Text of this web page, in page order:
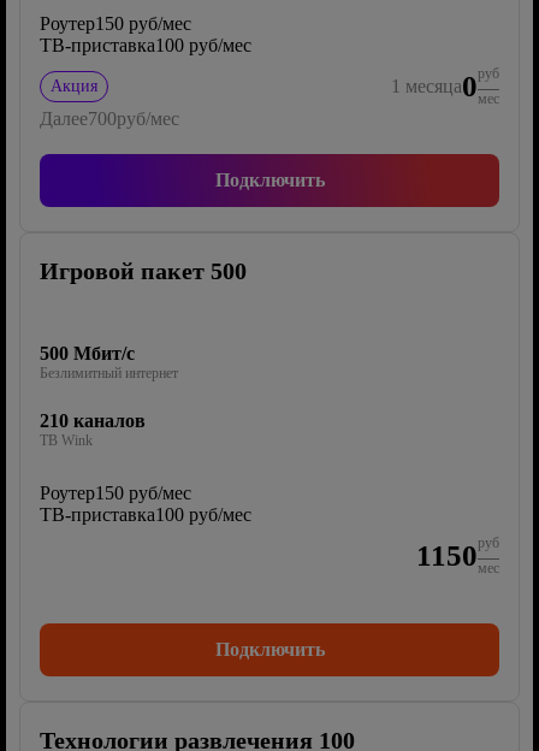
Роутер150 руб/мес
ТВ-приставка100 руб/мес
Акция 1 месяца0руб
мес
Далее700руб/мес
Подключить
Игровой пакет 500
500 Мбит/с
Безлимитный интернет
210 каналов
ТВ Wink
Роутер150 руб/мес
ТВ-приставка100 руб/мес
1150руб
мес
Подключить
Технологии развлечения 100